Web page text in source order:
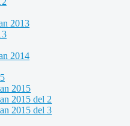
2013
2014
2015
2015 del 2
2015 del 3